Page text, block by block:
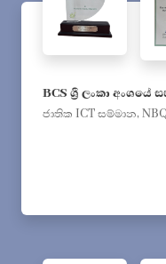
BCS ශ්‍රී ලංකා අංශයේ
ජාතික ICT සම්මාන,